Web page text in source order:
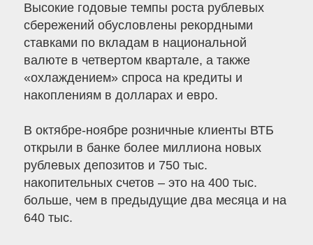
Высокие годовые темпы роста рублевых
сбережений обусловлены рекордными
ставками по вкладам в национальной
валюте в четвертом квартале, а также
«охлаждением» спроса на кредиты и
накоплениям в долларах и евро.
В октябре-ноябре розничные клиенты ВТБ
открыли в банке более миллиона новых
рублевых депозитов и 750 тыс.
накопительных счетов – это на 400 тыс.
больше, чем в предыдущие два месяца и на
640 тыс.